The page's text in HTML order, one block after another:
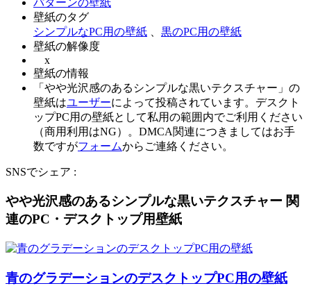
壁紙のタグ
シンプルなPC用の壁紙
黒のPC用の壁紙
壁紙の解像度
x
壁紙の情報
「やや光沢感のあるシンプルな黒いテクスチャー」の
壁紙はユーザーによって投稿されています。デスクト
ップPC用の壁紙として私用の範囲内でご利用ください
（商用利用はNG）。DMCA関連につきましてはお手
数ですがフォームからご連絡ください。
SNSでシェア :
やや光沢感のあるシンプルな黒いテクスチャー 関
連のPC・デスクトップ用壁紙
青のグラデーションのデスクトップPC用の壁紙